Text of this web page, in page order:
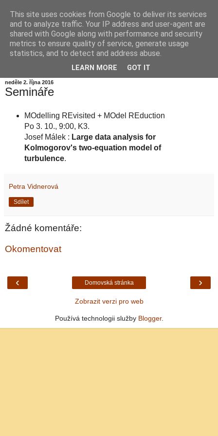
Informační zátiší
Blog Ústavu informatiky Akademie věd České republiky,
neděle 2. října 2016
Semináře
MOdelling REvisited + MOdel REduction
Po 3. 10., 9:00, K3.
Josef Málek : Large data analysis for
Kolmogorov's two-equation model of
turbulence.
Petra Vidnerová
Sdílet
Žádné komentáře:
Okomentovat
‹ ›
Domovská stránka
Zobrazit verzi pro web
Používá technologii služby Blogger.
This site uses cookies from Google to deliver its services
and to analyze traffic. Your IP address and user-agent are
shared with Google along with performance and security
metrics to ensure quality of service, generate usage
statistics, and to detect and address abuse.
LEARN MORE GOT IT